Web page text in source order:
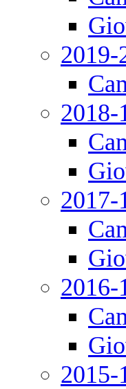
2019-
2018-
2017-
2016-
2015-